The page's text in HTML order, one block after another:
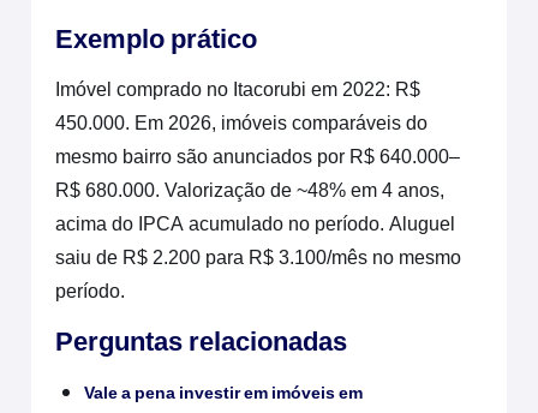
Exemplo prático
Imóvel comprado no Itacorubi em 2022: R$
450.000. Em 2026, imóveis comparáveis do
mesmo bairro são anunciados por R$ 640.000–
R$ 680.000. Valorização de ~48% em 4 anos,
acima do IPCA acumulado no período. Aluguel
saiu de R$ 2.200 para R$ 3.100/mês no mesmo
período.
Perguntas relacionadas
Vale a pena investir em imóveis em